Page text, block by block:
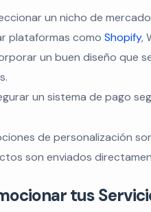
un nicho de
plataformas como Shopify,
un buen diseño que
un sistema de pago
de personalización
son enviados
tus